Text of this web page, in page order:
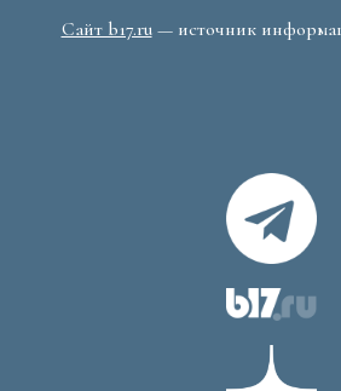
Сайт b17.ru— источник